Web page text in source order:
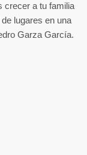
crecer a tu familia
lugares en una
Garza García.